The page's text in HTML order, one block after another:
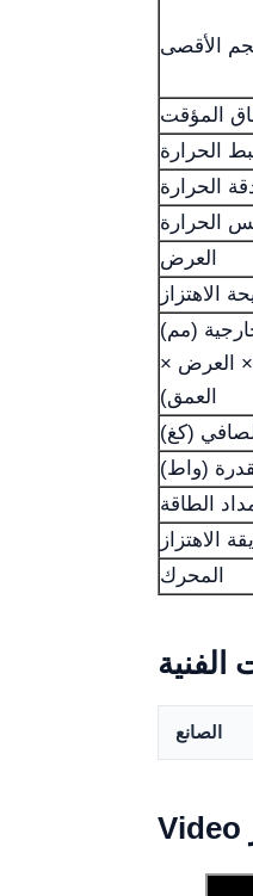
الأقصى
المؤقت
الحرارة
الحرارة
الحرارة
العرض
الاهتزاز
(مم)
× العرض ×
العمق)
(كغ)
(واط)
الطاقة
الاهتزاز
المحرك
الفنية
الصانع